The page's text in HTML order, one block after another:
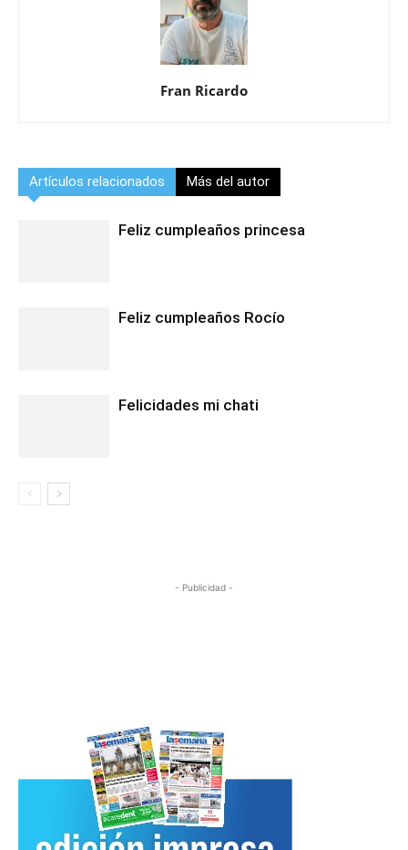
Fran Ricardo
Artículos relacionados Más del autor
Feliz cumpleaños princesa
Feliz cumpleaños Rocío
Felicidades mi chati
- Publicidad -